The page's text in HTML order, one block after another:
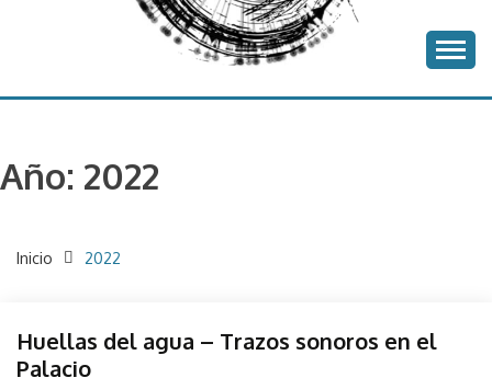
BATEA
Año: 2022
Inicio 2022
Instalación
de sitio
Huellas del agua – Trazos sonoros en el
Palacio